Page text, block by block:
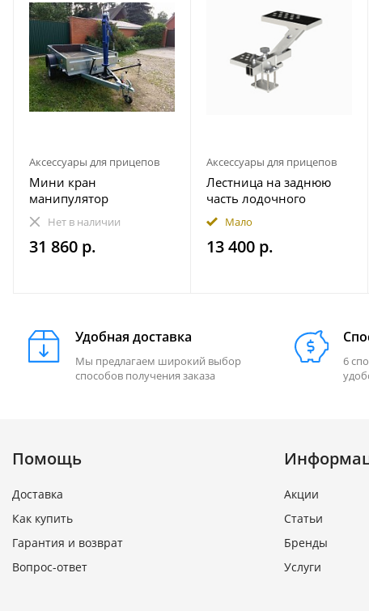
Аксессуары для прицепов
Мини кран
манипулятор
гидравлический прицеп
1000 кг пикап
Нет в наличии
31 860 р.
Аксессуары для прицепов
Лестница на заднюю
часть лодочного
прицепа
490.230.000.000-01
Практик (правая - по
Мало
13 400 р.
Удобная доставка
Мы предлагаем широкий выбор
способов получения заказа
6
Помощь
Доставка
Как купить
Гарантия и возврат
Вопрос-ответ
Акции
Статьи
Бренды
Услуги